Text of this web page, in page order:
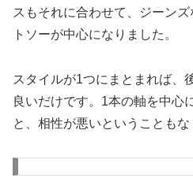
スもそれに合わせて、ジーン
トソーが中心になりました。
スタイルが1つにまとまれば、
良いだけです。1本の軸を中心
と、相性が悪いということもな